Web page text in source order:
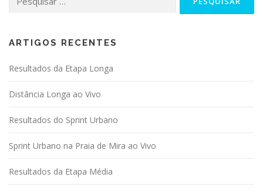
por:
ARTIGOS RECENTES
Resultados da Etapa Longa
Distância Longa ao Vivo
Resultados do Sprint Urbano
Sprint Urbano na Praia de Mira ao Vivo
Resultados da Etapa Média